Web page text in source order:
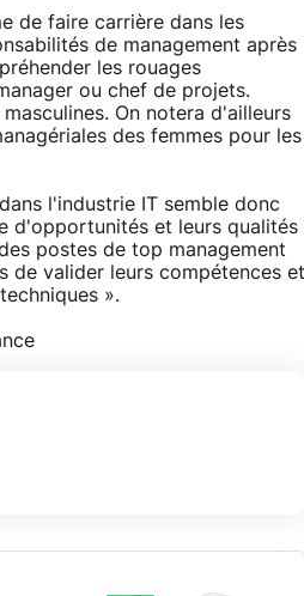
de faire carrière dans les
de management après
les rouages
ou chef de projets.
On notera d'ailleurs
des femmes pour les
l'industrie IT semble donc
d'opportunités et leurs qualités
postes de top management
de valider leurs compétences et
».